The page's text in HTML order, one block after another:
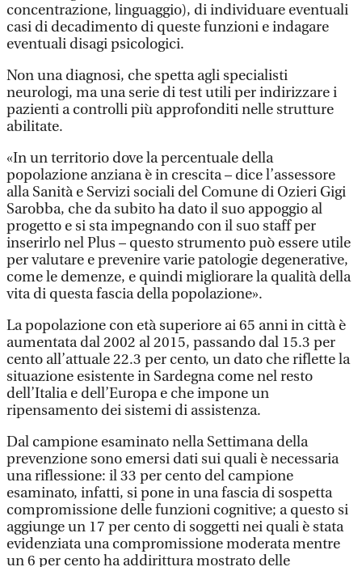
concentrazione, linguaggio), di individuare eventuali
casi di decadimento di queste funzioni e indagare
eventuali disagi psicologici.
Non una diagnosi, che spetta agli specialisti
neurologi, ma una serie di test utili per indirizzare i
pazienti a controlli più approfonditi nelle strutture
abilitate.
«In un territorio dove la percentuale della
popolazione anziana è in crescita – dice l’assessore
alla Sanità e Servizi sociali del Comune di Ozieri Gigi
Sarobba, che da subito ha dato il suo appoggio al
progetto e si sta impegnando con il suo staff per
inserirlo nel Plus – questo strumento può essere utile
per valutare e prevenire varie patologie degenerative,
come le demenze, e quindi migliorare la qualità della
vita di questa fascia della popolazione».
La popolazione con età superiore ai 65 anni in città è
aumentata dal 2002 al 2015, passando dal 15.3 per
cento all’attuale 22.3 per cento, un dato che riflette la
situazione esistente in Sardegna come nel resto
dell’Italia e dell’Europa e che impone un
ripensamento dei sistemi di assistenza.
Dal campione esaminato nella Settimana della
prevenzione sono emersi dati sui quali è necessaria
una riflessione: il 33 per cento del campione
esaminato, infatti, si pone in una fascia di sospetta
compromissione delle funzioni cognitive; a questo si
aggiunge un 17 per cento di soggetti nei quali è stata
evidenziata una compromissione moderata mentre
un 6 per cento ha addirittura mostrato delle